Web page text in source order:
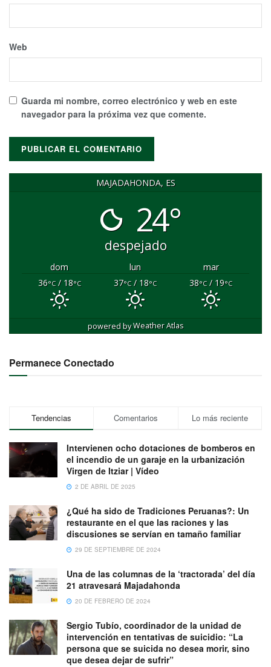
Web
Guarda mi nombre, correo electrónico y web en este
navegador para la próxima vez que comente.
MAJADAHONDA, ES
24°
despejado
dom lun
mar
36°C/ 18°C 37°C/ 18°C 38°C/ 19°C
powered byWeather Atlas
Permanece Conectado
Tendencias Comentarios Lo más reciente
Intervienen ocho dotaciones de bomberos en
el incendio de un garaje en la urbanización
Virgen de Itziar | Vídeo
2 DE ABRIL DE 2025
¿Qué ha sido de Tradiciones Peruanas?: Un
restaurante en el que las raciones y las
discusiones se servían en tamaño familiar
29 DE SEPTIEMBRE DE 2024
Una de las columnas de la ‘tractorada’ del día
21 atravesará Majadahonda
20 DE FEBRERO DE 2024
Sergio Tubío, coordinador de la unidad de
intervención en tentativas de suicidio: “La
persona que se suicida no desea morir, sino
que desea dejar de sufrir”